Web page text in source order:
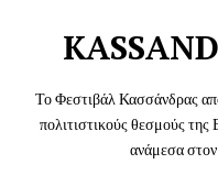
Το Φεστιβάλ Κασσάνδρας
πολιτιστικούς θεσμούς
ανάμεσα